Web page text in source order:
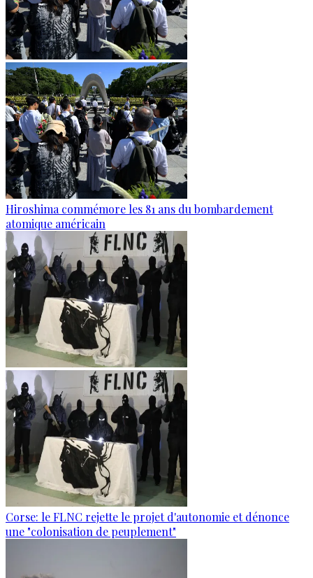
Hiroshima commémore les 81 ans du bombardement
atomique américain
Corse: le FLNC rejette le projet d'autonomie et dénonce
une "colonisation de peuplement"